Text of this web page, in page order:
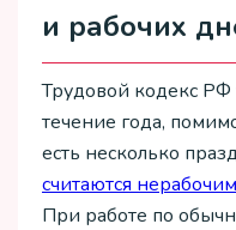
и рабочих
Трудовой кодекс РФ
течение года,
есть несколько
считаются
При работе по